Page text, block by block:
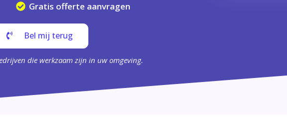
Gratis offerte aanvragen
Bel mij terug
die werkzaam zijn in uw omgeving.